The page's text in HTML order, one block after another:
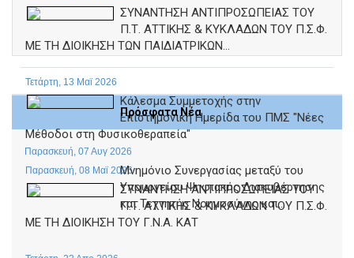
ΣΥΝΑΝΤΗΣΗ ΑΝΤΙΠΡΟΣΩΠΕΙΑΣ ΤΟΥ
Π.Τ. ΑΤΤΙΚΗΣ & ΚΥΚΛΑΔΩΝ ΤΟΥ Π.Σ.Φ.
ΜΕ ΤΗ ΔΙΟΙΚΗΣΗ ΤΩΝ ΠΑΙΔΙΑΤΡΙΚΩΝ...
Τετάρτη, 13 Μαϊ 2026
Κάλεσμα Συμμετοχής στην
Επιστημονική Ημερίδα του ΠΜΣ "Νέες
Μέθοδοι στη Φυσικοθεραπεία"
Παρασκευή, 08 Μαϊ 2026
ΣΥΝΑΝΤΗΣΗ ΑΝΤΙΠΡΟΣΩΠΕΙΑΣ ΤΟΥ
Π.Τ. ΑΤΤΙΚΗΣ & ΚΥΚΛΑΔΩΝ ΤΟΥ Π.Σ.Φ.
ΜΕ ΤΗ ΔΙΟΙΚΗΣΗ ΤΟΥ Γ.Ν.Α. ΚΑΤ
Πρόσφατα Νέα
Παρασκευή, 07 Αυγ 2026
Μνημόνιο Συνεργασίας μεταξύ του
Υπουργείου Ψηφιακής Διακυβέρνησης
και Τεχνητής Νοημοσύνης και...